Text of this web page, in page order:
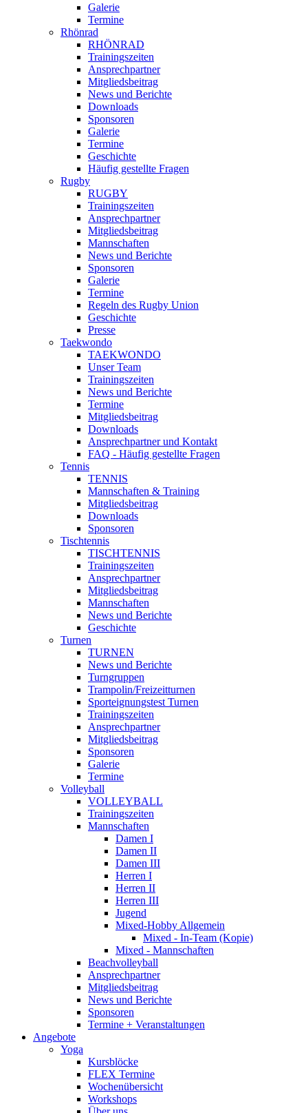
Galerie
Termine
Rhönrad
RHÖNRAD
Trainingszeiten
Ansprechpartner
Mitgliedsbeitrag
News und Berichte
Downloads
Sponsoren
Galerie
Termine
Geschichte
Häufig gestellte Fragen
Rugby
RUGBY
Trainingszeiten
Ansprechpartner
Mitgliedsbeitrag
Mannschaften
News und Berichte
Sponsoren
Galerie
Termine
Regeln des Rugby Union
Geschichte
Presse
Taekwondo
TAEKWONDO
Unser Team
Trainingszeiten
News und Berichte
Termine
Mitgliedsbeitrag
Downloads
Ansprechpartner und Kontakt
FAQ - Häufig gestellte Fragen
Tennis
TENNIS
Mannschaften & Training
Mitgliedsbeitrag
Downloads
Sponsoren
Tischtennis
TISCHTENNIS
Trainingszeiten
Ansprechpartner
Mitgliedsbeitrag
Mannschaften
News und Berichte
Geschichte
Turnen
TURNEN
News und Berichte
Turngruppen
Trampolin/Freizeitturnen
Sporteignungstest Turnen
Trainingszeiten
Ansprechpartner
Mitgliedsbeitrag
Sponsoren
Galerie
Termine
Volleyball
VOLLEYBALL
Trainingszeiten
Mannschaften
Damen I
Damen II
Damen III
Herren I
Herren II
Herren III
Jugend
Mixed-Hobby Allgemein
Mixed - In-Team (Kopie)
Mixed - Mannschaften
Beachvolleyball
Ansprechpartner
Mitgliedsbeitrag
News und Berichte
Sponsoren
Termine + Veranstaltungen
Angebote
Yoga
Kursblöcke
FLEX Termine
Wochenübersicht
Workshops